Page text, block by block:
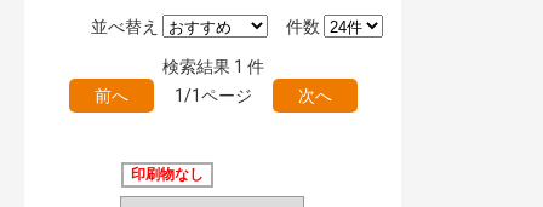
絞り込みの解除
キーワード検索（あいまい）
件数
並べ替え
検索結果 1 件
前へ
1/1ページ 次へ
印刷物なし